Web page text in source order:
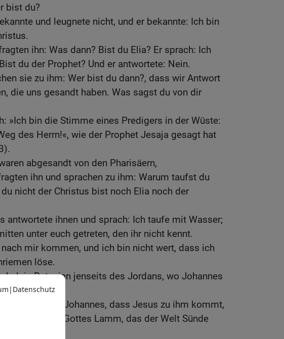
bist du?
und leugnete nicht, und er bekannte: Ich bin
ihn: Was dann? Bist du Elia? Er sprach: Ich
du der Prophet? Und er antwortete: Nein.
sie zu ihm: Wer bist du dann?, dass wir Antwort
die uns gesandt haben. Was sagst du von dir
»Ich bin die Stimme eines Predigers in der Wüste:
des Herrn!«, wie der Prophet Jesaja gesagt hat
abgesandt von den Pharisäern,
ihn und sprachen zu ihm: Warum taufst du
du nicht der Christus bist noch Elia noch der
antwortete ihnen und sprach: Ich taufe mit Wasser;
unter euch getreten, den ihr nicht kennt.
nach mir kommen, und ich bin nicht wert, dass ich
löse.
in Betanien jenseits des Jordans, wo Johannes
Tag sieht Johannes, dass Jesus zu ihm kommt,
Siehe, das ist Gottes Lamm, das der Welt Sünde